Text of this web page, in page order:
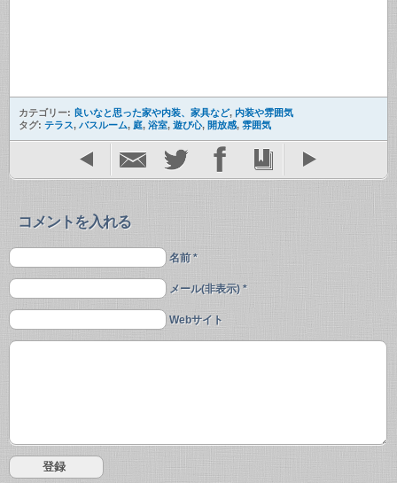
カテゴリー: 良いなと思った家や内装、家具など, 内装や雰囲気
タグ: テラス, バスルーム, 庭, 浴室, 遊び心, 開放感, 雰囲気
コメントを入れる
名前 *
メール(非表示) *
Webサイト